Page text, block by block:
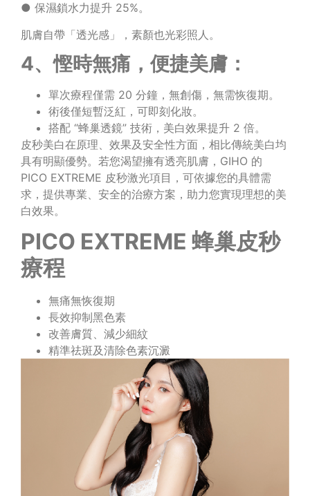
● 保濕鎖水力提升 25%。
肌膚自帶「透光感」，素顏也光彩照人。
4、慳時無痛，便捷美膚：
單次療程僅需 20 分鐘，無創傷，無需恢復期。
術後僅短暫泛紅，可即刻化妝。
搭配 “蜂巢透鏡” 技術，美白效果提升 2 倍。
皮秒美白在原理、效果及安全性方面，相比傳統美白均
具有明顯優勢。若您渴望擁有透亮肌膚，GIHO 的
PICO EXTREME 皮秒激光項目，可依據您的具體需
求，提供專業、安全的治療方案，助力您實現理想的美
白效果。
PICO EXTREME 蜂巢皮秒
療程
無痛無恢復期
長效抑制黑色素
改善膚質、減少細紋
精準祛斑及清除色素沉澱